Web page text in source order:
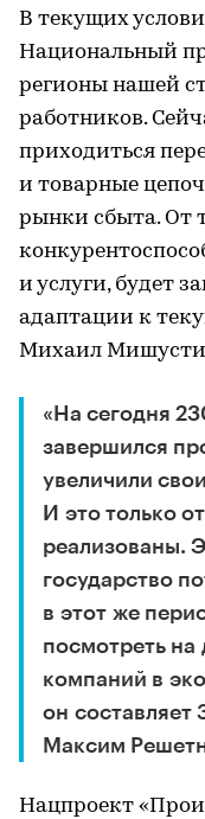
В текущих
Национальный
регионы нашей
работников.
приходиться
и товарные
рынки сбыта. От
и услуги, будет
адаптации к
Михаил
«На сегодня
завершился
увеличили
И это только
реализованы.
государство
в этот же
посмотреть на
компаний в
он
Максим
Нацпроект